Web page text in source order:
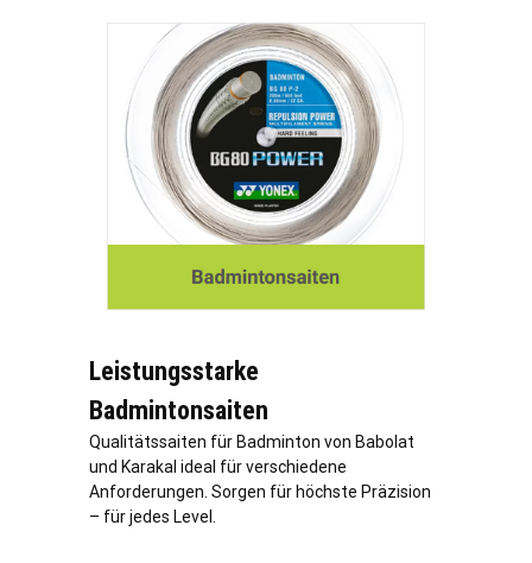
Leistungsstarke
Badmintonsaiten
Qualitätssaiten für Badminton von Babolat
und Karakal ideal für verschiedene
Anforderungen. Sorgen für höchste Präzision
– für jedes Level.